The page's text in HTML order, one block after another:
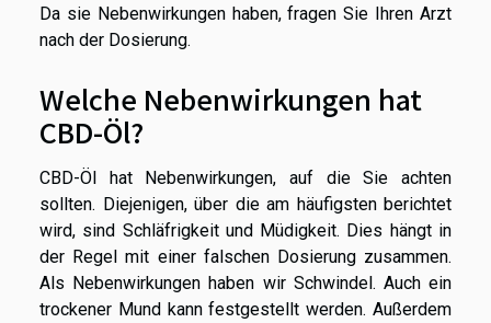
Da sie Nebenwirkungen haben, fragen Sie Ihren Arzt
nach der Dosierung.
Welche Nebenwirkungen hat
CBD-Öl?
CBD-Öl hat Nebenwirkungen, auf die Sie achten
sollten. Diejenigen, über die am häufigsten berichtet
wird, sind Schläfrigkeit und Müdigkeit. Dies hängt in
der Regel mit einer falschen Dosierung zusammen.
Als Nebenwirkungen haben wir Schwindel. Auch ein
trockener Mund kann festgestellt werden. Außerdem